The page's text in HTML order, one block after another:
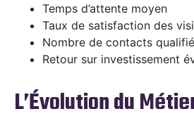
Temps d’attente moyen
Taux de satisfaction des
Nombre de contacts
Retour sur investissement
L’Évolution du